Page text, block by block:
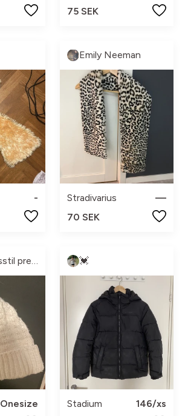
75 SEK
-
Emily Neeman
Stradivarius
—
70 SEK
Onesize
💓
Stadium
146/xs